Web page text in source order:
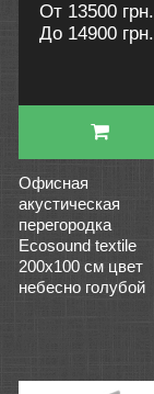
От 13500 грн.
До 14900 грн.
Офисная
акустическая
перегородка
Ecosound textile
200х100 см цвет
небесно голубой